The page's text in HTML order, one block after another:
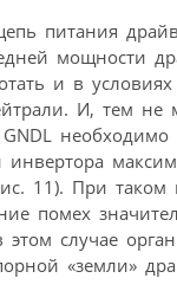
мощности
и в
И, тем не
необходимо
инвертора
11). При таком
помех
случае
«земли»